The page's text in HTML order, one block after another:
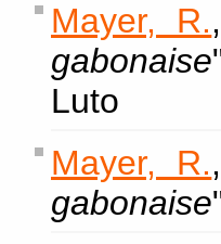
Mayer, R.
gabonaise
Luto
Mayer, R.
gabonaise